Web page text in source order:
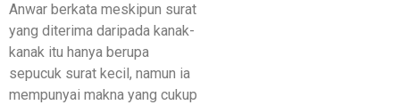
Anwar berkata meskipun surat
yang diterima daripada kanak-
kanak itu hanya berupa
sepucuk surat kecil, namun ia
mempunyai makna yang cukup